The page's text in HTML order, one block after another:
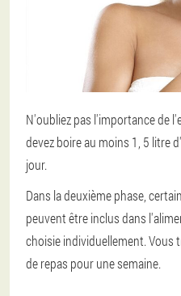
N'oubliez pas l'importance de
devez boire au moins 1, 5 litre
jour.
Dans la deuxième phase,
peuvent être inclus dans
choisie individuellement. Vous
de repas pour une semaine.